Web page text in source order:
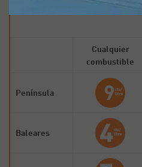
Cualquier
combustible
Península
Baleares